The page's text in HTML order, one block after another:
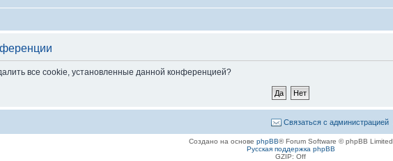
все cookie, установленные данной конференцией?
Связаться с администрацией
Создано на основе phpBB® Forum Software © phpBB Limited
Русская поддержка phpBB
GZIP: Off